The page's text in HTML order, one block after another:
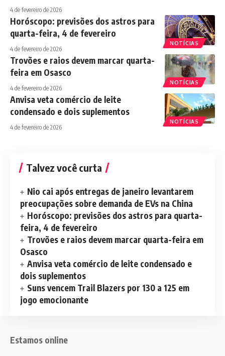
4 de fevereiro de 2026
NOTÍCIAS
Horóscopo: previsões dos astros para
quarta-feira, 4 de fevereiro
4 de fevereiro de 2026
NOTÍCIAS
Trovões e raios devem marcar quarta-
feira em Osasco
4 de fevereiro de 2026
NOTÍCIAS
Anvisa veta comércio de leite
condensado e dois suplementos
4 de fevereiro de 2026
Talvez você curta
Nio cai após entregas de janeiro levantarem
preocupações sobre demanda de EVs na China
Horóscopo: previsões dos astros para quarta-
feira, 4 de fevereiro
Trovões e raios devem marcar quarta-feira em
Osasco
Anvisa veta comércio de leite condensado e
dois suplementos
Suns vencem Trail Blazers por 130 a 125 em
jogo emocionante
Estamos online